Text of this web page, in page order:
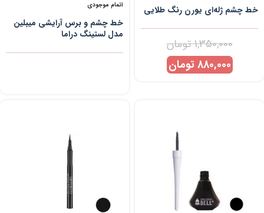
خط چشم ژله‌ای یورن رنگ طلایی
1,350,000تومان
880,000 تومان
اتمام موجودی
خط چشم و برس آرایشی میبلین
مدل لستینگ دراما